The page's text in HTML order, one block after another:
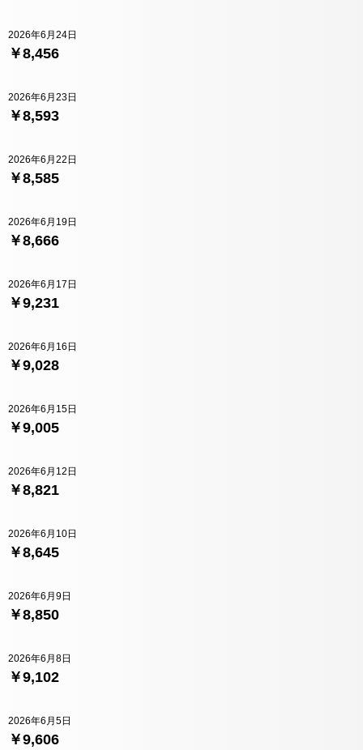
￥8,456
2026年6月24日
￥8,593
2026年6月23日
￥8,585
2026年6月22日
￥8,666
2026年6月19日
￥9,231
2026年6月17日
￥9,028
2026年6月16日
￥9,005
2026年6月15日
￥8,821
2026年6月12日
￥8,645
2026年6月10日
￥8,850
2026年6月9日
￥9,102
2026年6月8日
￥9,606
2026年6月5日